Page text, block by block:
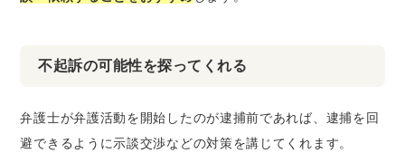
不起訴の可能性を探ってくれる
弁護士が弁護活動を開始したのが逮捕前であれば、逮捕を回
避できるように示談交渉などの対策を講じてくれます。